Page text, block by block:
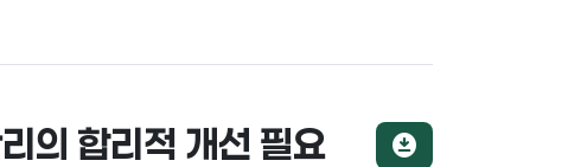
의 합리적 개선 필요 download_for_offline